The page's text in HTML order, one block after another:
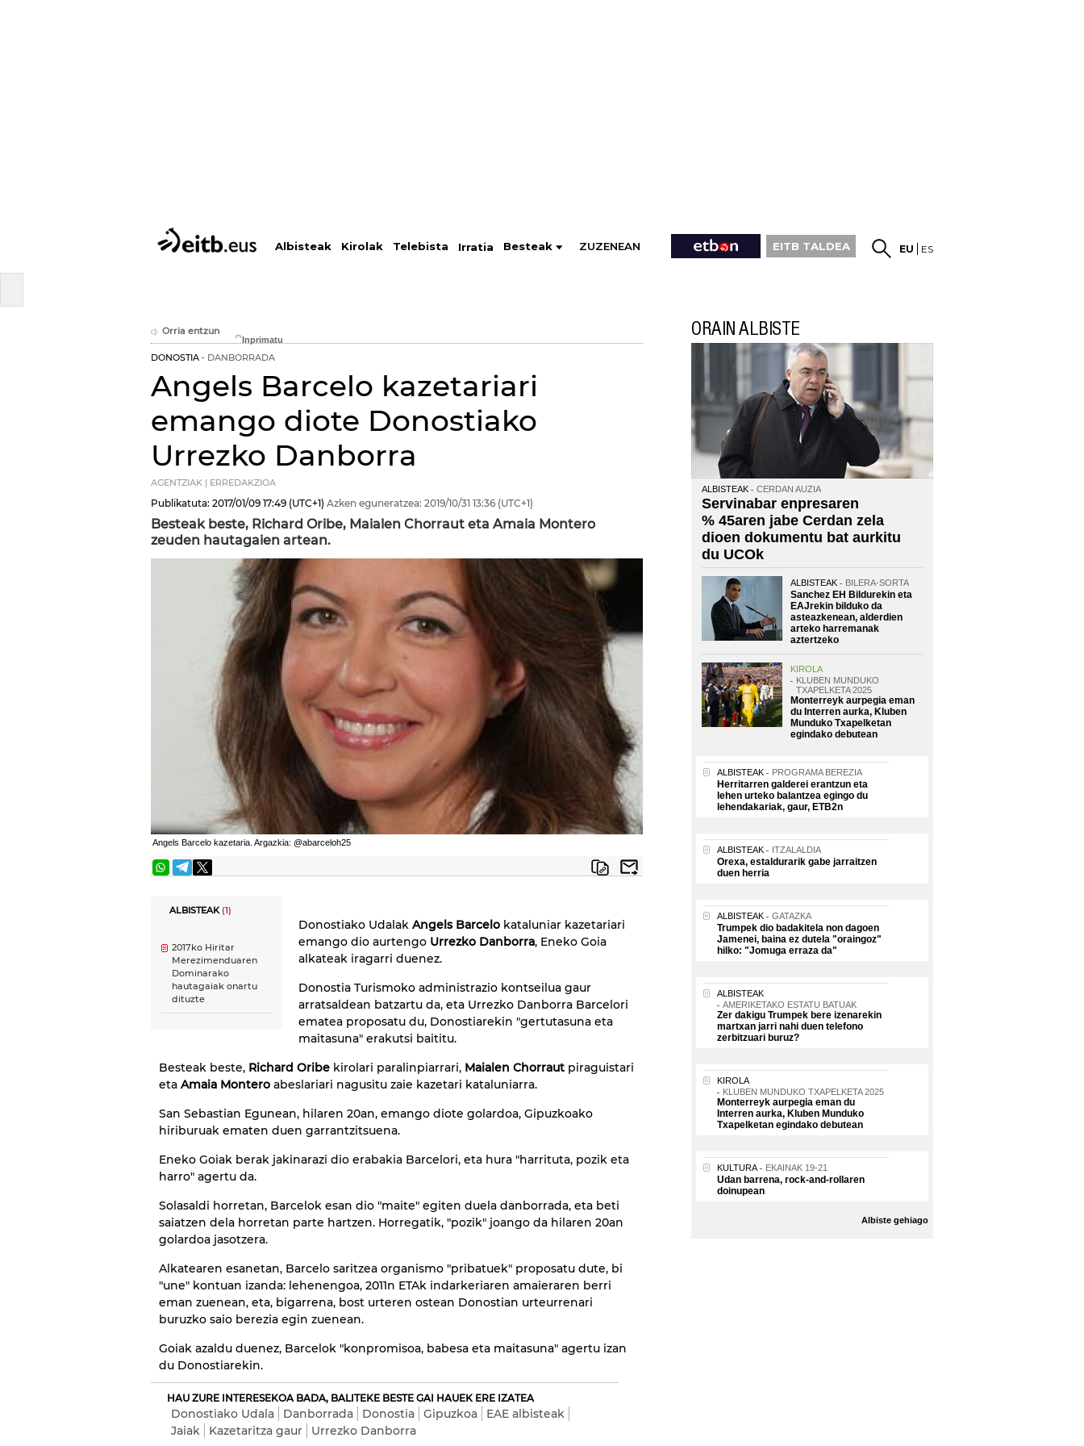
Albisteak Kirolak Telebista Irratia Besteak ZUZENEAN EITB TALDEA EU ES
Orria entzun
DONOSTIA DANBORRADA
Angels Barcelo kazetariari
emango diote Donostiako
Urrezko Danborra
AGENTZIAK | ERREDAKZIOA
Publikatuta: 2017/01/09 17:49 (UTC+1) Azken eguneratzea: 2019/10/31 13:36 (UTC+1)
Besteak beste, Richard Oribe, Maialen Chorraut eta Amaia Montero
zeuden hautagaien artean.
Angels Barcelo kazetaria. Argazkia: @abarceloh25
ALBISTEAK(1)
2017ko Hiritar
Merezimenduaren
Dominarako
hautagaiak onartu
dituzte
Donostiako Udalak Angels Barcelo kataluniar kazetariari
emango dio aurtengo Urrezko Danborra, Eneko Goia
alkateak iragarri duenez.
Donostia Turismoko administrazio kontseilua gaur
arratsaldean batzartu da, eta Urrezko Danborra Barcelori
ematea proposatu du, Donostiarekin "gertutasuna eta
maitasuna" erakutsi baititu.
Besteak beste, Richard Oribe kirolari paralinpiarrari, Maialen Chorraut piraguistari
eta Amaia Montero abeslariari nagusitu zaie kazetari kataluniarra.
San Sebastian Egunean, hilaren 20an, emango diote golardoa, Gipuzkoako
hiriburuak ematen duen garrantzitsuena.
Eneko Goiak berak jakinarazi dio erabakia Barcelori, eta hura "harrituta, pozik eta
harro" agertu da.
Solasaldi horretan, Barcelok esan dio "maite" egiten duela danborrada, eta beti
saiatzen dela horretan parte hartzen. Horregatik, "pozik" joango da hilaren 20an
golardoa jasotzera.
Alkatearen esanetan, Barcelo saritzea organismo "pribatuek" proposatu dute, bi
"une" kontuan izanda: lehenengoa, 2011n ETAk indarkeriaren amaieraren berri
eman zuenean, eta, bigarrena, bost urteren ostean Donostian urteurrenari
buruzko saio berezia egin zuenean.
Goiak azaldu duenez, Barcelok "konpromisoa, babesa eta maitasuna" agertu izan
du Donostiarekin.
HAU ZURE INTERESEKOA BADA, BALITEKE BESTE GAI HAUEK ERE IZATEA
Donostiako Udala Danborrada Donostia Gipuzkoa
EAE albisteak
Jaiak
Kazetaritza gaur Urrezko Danborra
ORAIN ALBISTE
ALBISTEAK CERDAN AUZIA
Servinabar enpresaren
% 45aren jabe Cerdan zela
dioen dokumentu bat aurkitu
du UCOk
ALBISTEAK BILERA-SORTA
Sanchez EH Bildurekin eta
EAJrekin bilduko da
asteazkenean, alderdien
arteko harremanak
aztertzeko
KIROLA
KLUBEN MUNDUKO
TXAPELKETA 2025
Monterreyk aurpegia eman
du Interren aurka, Kluben
Munduko Txapelketan
egindako debutean
ALBISTEAK PROGRAMA BEREZIA
Herritarren galderei erantzun eta
lehen urteko balantzea egingo du
lehendakariak, gaur, ETB2n
ALBISTEAK ITZALALDIA
Orexa, estaldurarik gabe jarraitzen
duen herria
ALBISTEAK GATAZKA
Trumpek dio badakitela non dagoen
Jamenei, baina ez dutela "oraingoz"
hilko: "Jomuga erraza da"
ALBISTEAK
AMERIKETAKO ESTATU BATUAK
Zer dakigu Trumpek bere izenarekin
martxan jarri nahi duen telefono
zerbitzuari buruz?
KIROLA
KLUBEN MUNDUKO TXAPELKETA 2025
Monterreyk aurpegia eman du
Interren aurka, Kluben Munduko
Txapelketan egindako debutean
KULTURA EKAINAK 19-21
Udan barrena, rock-and-rollaren
doinupean
Albiste gehiago